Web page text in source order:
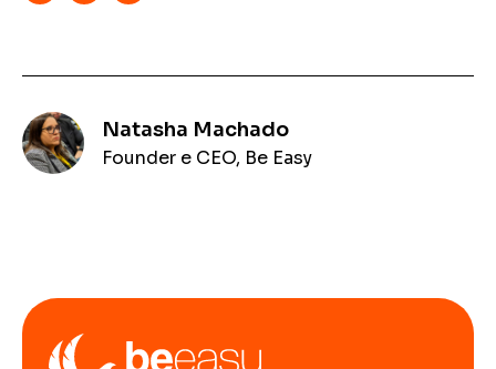
Natasha Machado
Founder e CEO, Be Easy